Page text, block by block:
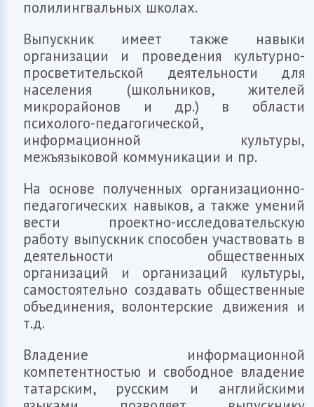
полилингвальных школах.
Выпускник имеет также навыки
организации и проведения культурно-
просветительской деятельности для
населения (школьников, жителей
микрорайонов и др.) в области
психолого-педагогической,
информационной культуры,
межъязыковой коммуникации и пр.
На основе полученных организационно-
педагогических навыков, а также умений
вести проектно-исследовательскую
работу выпускник способен участвовать в
деятельности общественных
организаций и организаций культуры,
самостоятельно создавать общественные
объединения, волонтерские движения и
т.д.
Владение информационной
компетентностью и свободное владение
татарским, русским и английскими